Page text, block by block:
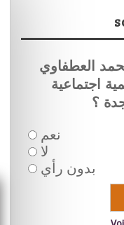
العطفاوي
اجتماعية
؟
نعم
لا
بدون رأي